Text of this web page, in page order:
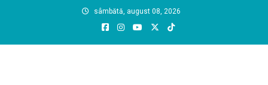
sâmbătă, august 08, 2026